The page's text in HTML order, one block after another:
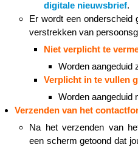
digitale nieuwsbrief.
Er wordt een onderscheid
verstrekken van
Niet verplicht te
Worden aangeduid
Verplicht in te vullen
Worden aangeduid
Verzenden van het
Na het verzenden van
een scherm getoond dat